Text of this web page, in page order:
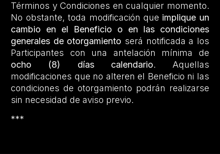
Términos y Condiciones en cualquier momento.
No obstante, toda modificación que implique un
cambio en el Beneficio o en las condiciones
generales de otorgamiento será notificada a los
Participantes con una antelación mínima de
ocho (8) días calendario. Aquellas
modificaciones que no alteren el Beneficio ni las
condiciones de otorgamiento podrán realizarse
sin necesidad de aviso previo.
***